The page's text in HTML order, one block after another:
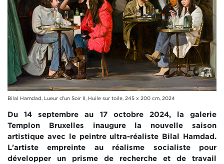
Bilal Hamdad, Lueur d’un Soir II, Huile sur toile, 245 x 200 cm, 2024
Du 14 septembre au 17 octobre 2024, la galerie
Templon Bruxelles inaugure la nouvelle saison
artistique avec le peintre ultra-réaliste Bilal Hamdad.
L'artiste empreinte au réalisme socialiste pour
développer un prisme de recherche et de travail